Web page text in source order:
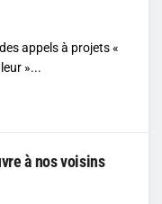
appels à projets «
»...
à nos voisins